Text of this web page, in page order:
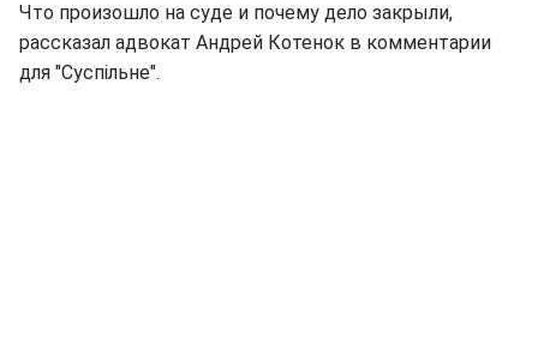
Что произошло на суде и почему дело закрыли,
рассказал адвокат Андрей Котенок в комментарии
для "Суспільне".